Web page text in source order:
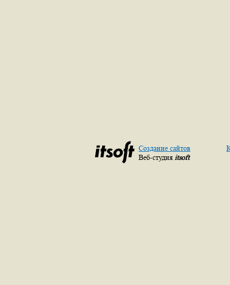
Создание сайтов
Веб-студия itsoft